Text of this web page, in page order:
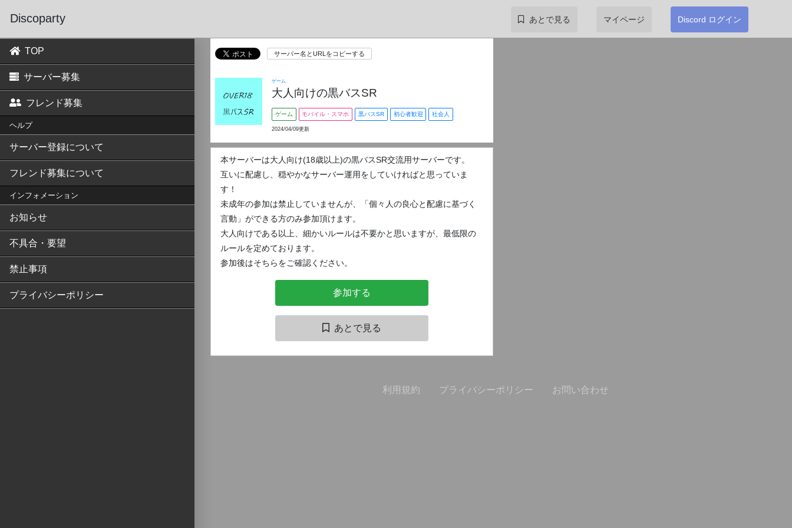
Discoparty あとで見る マイページ Discord ログイン
TOP
サーバー募集
フレンド募集
ヘルプ
サーバー登録について
フレンド募集について
インフォメーション
お知らせ
不具合・要望
禁止事項
プライバシーポリシー
サーバー名とURLをコピーする
ゲーム
大人向けの黒バスSR
ゲーム モバイル・スマホ 黒バスSR 初心者歓迎 社会人
2024/04/09更新
本サーバーは大人向け(18歳以上)の黒バスSR交流用サーバーです。
互いに配慮し、穏やかなサーバー運用をしていければと思っていま
す！
未成年の参加は禁止していませんが、「個々人の良心と配慮に基づく
言動」ができる方のみ参加頂けます。
大人向けである以上、細かいルールは不要かと思いますが、最低限の
ルールを定めております。
参加後はそちらをご確認ください。
参加する
あとで見る
利用規約 プライバシーポリシー お問い合わせ